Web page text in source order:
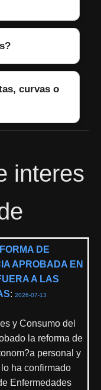
curvas o
interes
DE
APROBADA EN
A LAS
: 2026-07-13
y Consumo del
la reforma de
personal y
ha confirmado
Enfermedades